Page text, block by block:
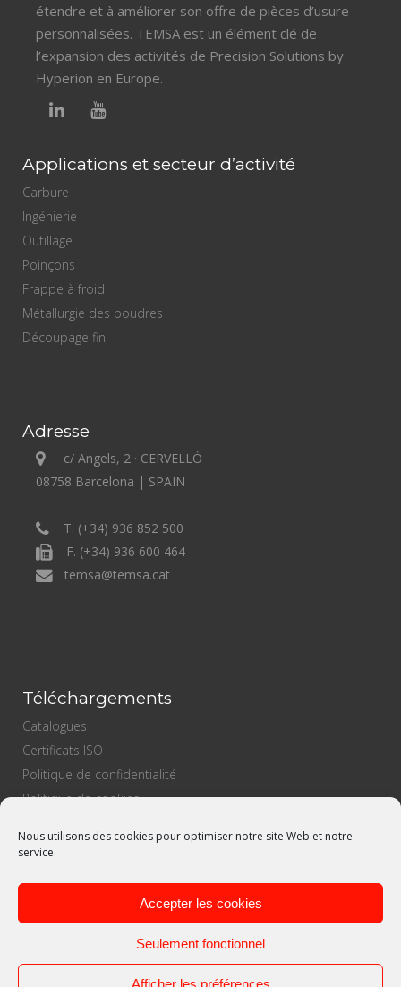
Nous utilisons des cookies pour optimiser notre site Web et notre
service.
Accepter les cookies
Seulement fonctionnel
Afficher les préférences
étendre et à améliorer son offre de pièces d’usure
personnalisées. TEMSA est un élément clé de
l’expansion des activités de Precision Solutions by
Hyperion en Europe.
Applications et secteur d’activité
Carbure
Ingénierie
Outillage
Poinçons
Frappe à froid
Métallurgie des poudres
Découpage fin
Adresse
c/ Angels, 2 · CERVELLÓ
08758 Barcelona | SPAIN
T. (+34) 936 852 500
F. (+34) 936 600 464
temsa@temsa.cat
Téléchargements
Catalogues
Certificats ISO
Politique de confidentialité
Politique de cookies
Politiques d’achats